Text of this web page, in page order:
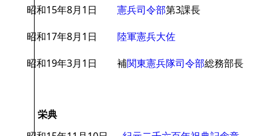
昭和15年8月1日
憲兵司令部第3課長
昭和17年8月1日
陸軍憲兵大佐
昭和19年3月1日
補関東憲兵隊司令部総務部長
栄典